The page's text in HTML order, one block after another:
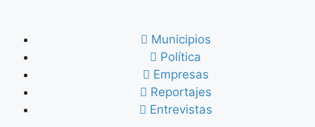
Municipios
Política
Empresas
Reportajes
Entrevistas